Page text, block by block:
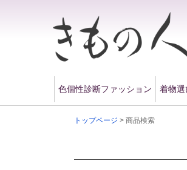
色個性診断ファッション 着物
トップページ > 商品検索